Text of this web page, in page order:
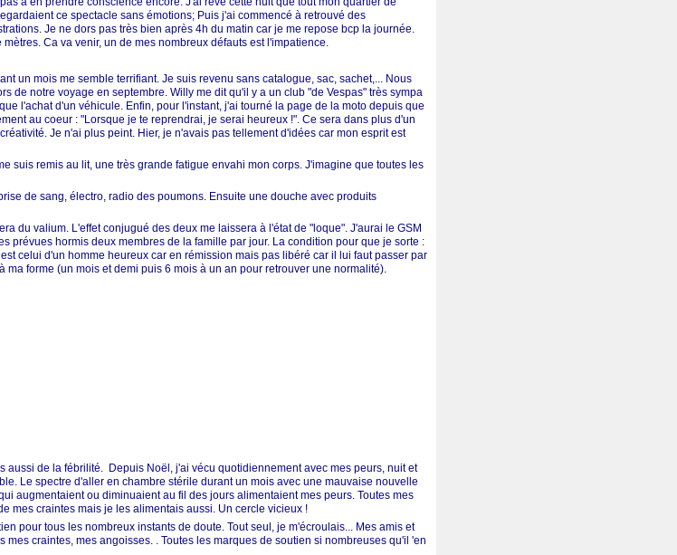
ce spectacle sans émotions; Puis j'ai commencé à retrouvé des
Je ne dors pas très bien après 4h du matin car je me repose bcp la journée.
Ca va venir, un de mes nombreux défauts est l'impatience.
un mois me semble terrifiant. Je suis revenu sans catalogue, sac, sachet,... Nous
de notre voyage en septembre. Willy me dit qu'il y a un club "de Vespas" très sympa
l'achat d'un véhicule. Enfin, pour l'instant, j'ai tourné la page de la moto depuis que
au coeur : "Lorsque je te reprendrai, je serai heureux !". Ce sera dans plus d'un
Je n'ai plus peint. Hier, je n'avais pas tellement d'idées car mon esprit est
suis remis au lit, une très grande fatigue envahi mon corps. J'imagine que toutes les
de sang, électro, radio des poumons. Ensuite une douche avec produits
du valium. L'effet conjugué des deux me laissera à l'état de "loque". J'aurai le GSM
prévues hormis deux membres de la famille par jour. La condition pour que je sorte :
celui d'un homme heureux car en rémission mais pas libéré car il lui faut passer par
forme (un mois et demi puis 6 mois à un an pour retrouver une normalité).
de la fébrilité. Depuis Noël, j'ai vécu quotidiennement avec mes peurs, nuit et
Le spectre d'aller en chambre stérile durant un mois avec une mauvaise nouvelle
augmentaient ou diminuaient au fil des jours alimentaient mes peurs. Toutes mes
mes craintes mais je les alimentais aussi. Un cercle vicieux !
pour tous les nombreux instants de doute. Tout seul, je m'écroulais... Mes amis et
craintes, mes angoisses. . Toutes les marques de soutien si nombreuses qu'il 'en